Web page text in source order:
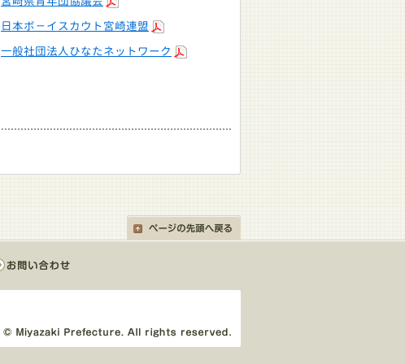
日本ボ－イスカウト宮崎連盟
一般社団法人ひなたネットワーク